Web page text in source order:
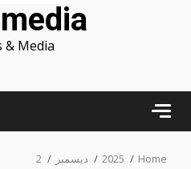
& Media
Home
2025 ديسمبر 2